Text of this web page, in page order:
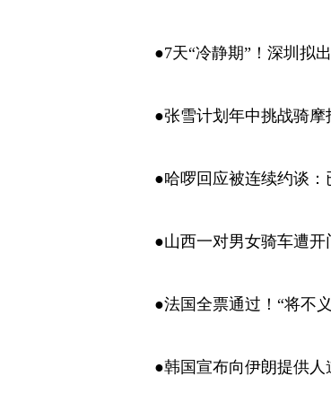
●7天“冷静期”！深圳拟
●张雪计划年中挑战骑摩
●哈啰回应被连续约谈：
●山西一对男女骑车遭
●法国全票通过！“将不
●韩国宣布向伊朗提供人